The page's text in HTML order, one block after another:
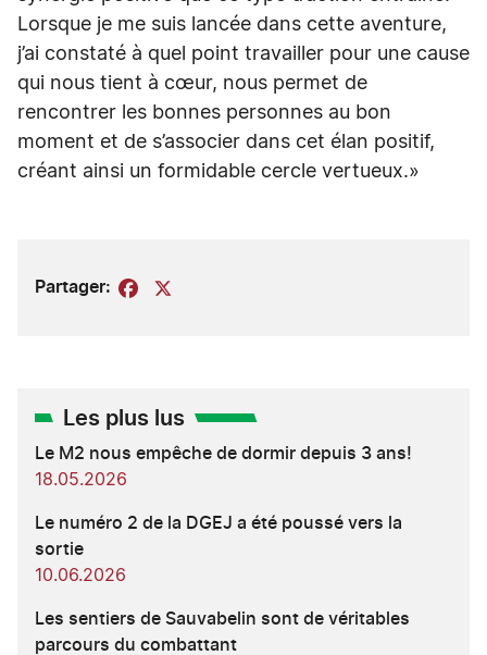
Lorsque je me suis lancée dans cette aventure,
j’ai constaté à quel point travailler pour une cause
qui nous tient à cœur, nous permet de
rencontrer les bonnes personnes au bon
moment et de s’associer dans cet élan positif,
créant ainsi un formidable cercle vertueux.»
Partager: Facebook
Les plus lus
Le M2 nous empêche de dormir depuis 3 ans!
18.05.2026
Le numéro 2 de la DGEJ a été poussé vers la
sortie
10.06.2026
Les sentiers de Sauvabelin sont de véritables
parcours du combattant